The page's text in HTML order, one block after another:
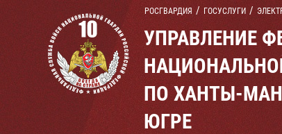
РОСГВАРДИЯ ГОСУСЛУГИ
УПРАВЛЕНИЕ
ПО ХАНТЫ-
ЮГРЕ